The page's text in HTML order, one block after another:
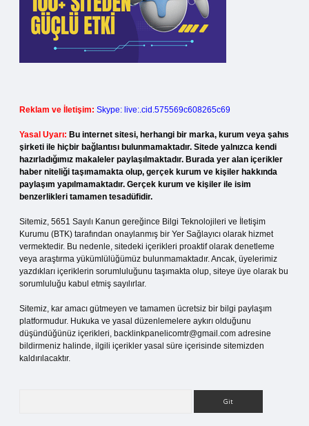
Reklam ve İletişim: Skype: live:.cid.575569c608265c69
Yasal Uyarı: Bu internet sitesi, herhangi bir marka, kurum veya şahıs
şirketi ile hiçbir bağlantısı bulunmamaktadır. Sitede yalnızca kendi
hazırladığımız makaleler paylaşılmaktadır. Burada yer alan içerikler
haber niteliği taşımamakta olup, gerçek kurum ve kişiler hakkında
paylaşım yapılmamaktadır. Gerçek kurum ve kişiler ile isim
benzerlikleri tamamen tesadüfidir.
Sitemiz, 5651 Sayılı Kanun gereğince Bilgi Teknolojileri ve İletişim
Kurumu (BTK) tarafından onaylanmış bir Yer Sağlayıcı olarak hizmet
vermektedir. Bu nedenle, sitedeki içerikleri proaktif olarak denetleme
veya araştırma yükümlülüğümüz bulunmamaktadır. Ancak, üyelerimiz
yazdıkları içeriklerin sorumluluğunu taşımakta olup, siteye üye olarak bu
sorumluluğu kabul etmiş sayılırlar.
Sitemiz, kar amacı gütmeyen ve tamamen ücretsiz bir bilgi paylaşım
platformudur. Hukuka ve yasal düzenlemelere aykırı olduğunu
düşündüğünüz içerikleri, backlinkpanelicomtr@gmail.com adresine
bildirmeniz halinde, ilgili içerikler yasal süre içerisinde sitemizden
kaldırılacaktır.